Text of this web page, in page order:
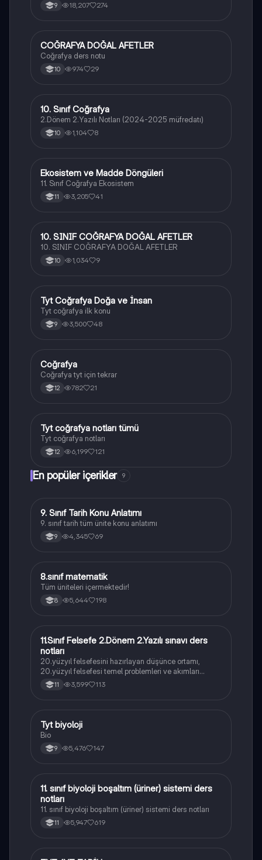
9 18,207 274
Coğrafya
COĞRAFYA DOĞAL AFETLER
Coğrafya ders notu
10 974 29
Coğrafya
10. Sınıf Coğrafya
2.Dönem 2.Yazılı Notları (2024-2025 müfredatı)
10 1,104 8
Coğrafya
Ekosistem ve Madde Döngüleri
11. Sınıf Coğrafya Ekosistem
11 3,205 41
Coğrafya
10. SINIF COĞRAFYA DOĞAL AFETLER
10. SINIF COĞRAFYA DOĞAL AFETLER
10 1,034 9
Coğrafya
Tyt Coğrafya Doğa ve İnsan
Tyt coğrafya ilk konu
9 3,500 48
Coğrafya
Coğrafya
Coğrafya tyt için tekrar
12 782 21
Coğrafya
Tyt coğrafya notları tümü
Tyt coğrafya notları
12 6,199 121
En popüler içerikler 9
Tarih
9. Sınıf Tarih Konu Anlatımı
9. sınıf tarih tüm ünite konu anlatımı
9 4,345 69
Matematik
8.sınıf matematik
Tüm üniteleri içermektedir!
8 5,644 198
Felsefe
11.Sınıf Felsefe 2.Dönem 2.Yazılı sınavı ders
notları
20.yüzyıl felsefesini hazırlayan düşünce ortamı,
20.yüzyıl felsefesi temel problemleri ve akımları
konularını içermektedir
11 3,599 113
Biyoloji
Tyt biyoloji
Bio
9 5,476 147
Biyoloji
11. sınıf biyoloji boşaltım (üriner) sistemi ders
notları
11. sınıf biyoloji boşaltım (üriner) sistemi ders notları
11 5,947 619